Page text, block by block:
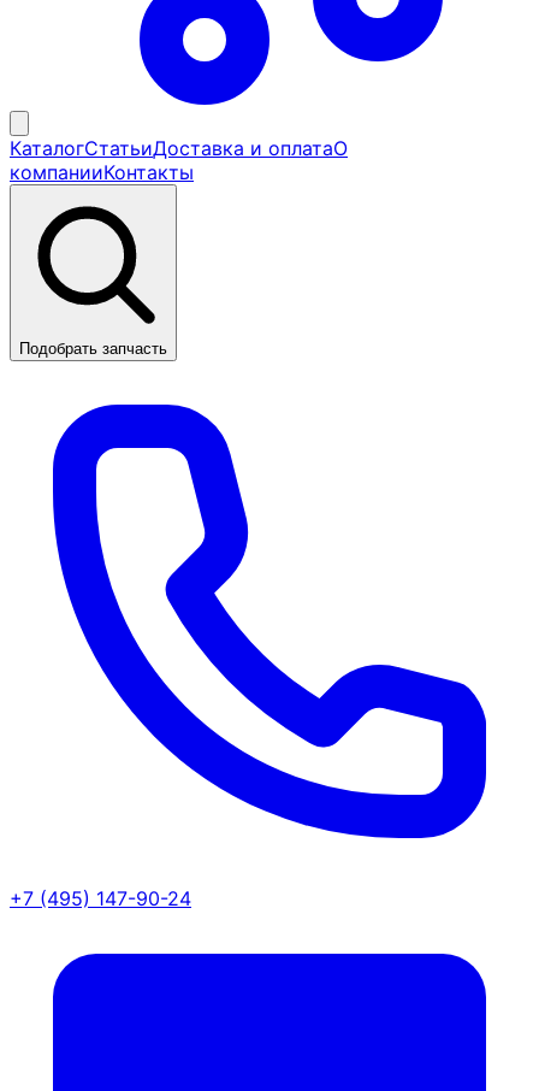
КаталогСтатьиДоставка и оплатаО
компанииКонтакты
Подобрать запчасть
+7 (495) 147-90-24